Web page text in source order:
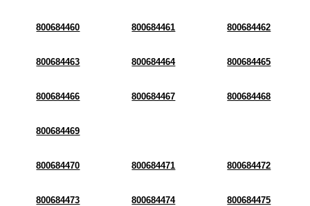
800684460 800684461 800684462
800684463 800684464 800684465
800684466 800684467 800684468
800684469
800684470 800684471 800684472
800684473 800684474 800684475